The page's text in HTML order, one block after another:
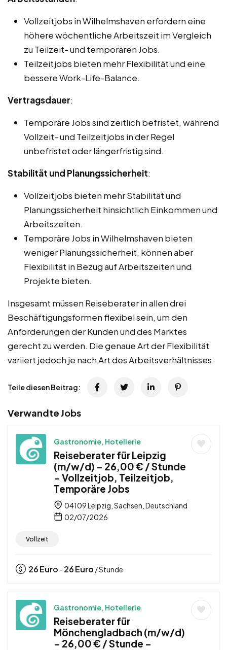
Vollzeitjobs in Wilhelmshaven erfordern eine
höhere wöchentliche Arbeitszeit im Vergleich
zu Teilzeit- und temporären Jobs.
Teilzeitjobs bieten mehr Flexibilität und eine
bessere Work-Life-Balance.
Vertragsdauer:
Temporäre Jobs sind zeitlich befristet, während
Vollzeit- und Teilzeitjobs in der Regel
unbefristet oder längerfristig sind.
Stabilität und Planungssicherheit:
Vollzeitjobs bieten mehr Stabilität und
Planungssicherheit hinsichtlich Einkommen und
Arbeitszeiten.
Temporäre Jobs in Wilhelmshaven bieten
weniger Planungssicherheit, können aber
Flexibilität in Bezug auf Arbeitszeiten und
Projekte bieten.
Insgesamt müssen Reiseberater in allen drei
Beschäftigungsformen flexibel sein, um den
Anforderungen der Kunden und des Marktes
gerecht zu werden. Die genaue Art der Flexibilität
variiert jedoch je nach Art des Arbeitsverhältnisses.
Teile diesen Beitrag:
Verwandte Jobs
Gastronomie, Hotellerie
Reiseberater für Leipzig
(m/w/d) – 26,00 € / Stunde
– Vollzeitjob, Teilzeitjob,
Temporäre Jobs
04109 Leipzig, Sachsen, Deutschland
02/07/2026
Vollzeit
26Euro - 26Euro / Stunde
Gastronomie, Hotellerie
Reiseberater für
Mönchengladbach (m/w/d)
– 26,00 € / Stunde –